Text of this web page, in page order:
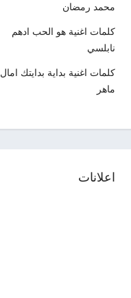
محمد رمضان
كلمات اغنية هو الحب ادهم
نابلسي
كلمات اغنية بداية بدايتك امال
ماهر
اعلانات